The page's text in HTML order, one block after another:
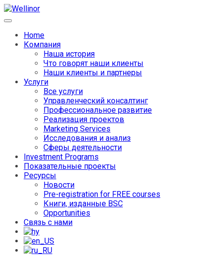
Home
Компания
Наша история
Что говорят наши клиенты
Наши клиенты и партнеры
Услуги
Все услуги
Управленческий консалтинг
Профессиональное развитие
Реализация проектов
Marketing Services
Исследования и анализ
Сферы деятельности
Investment Programs
Показательные проекты
Ресурсы
Новости
Pre-registration for FREE courses
Книги, изданные BSC
Opportunities
Связь с нами